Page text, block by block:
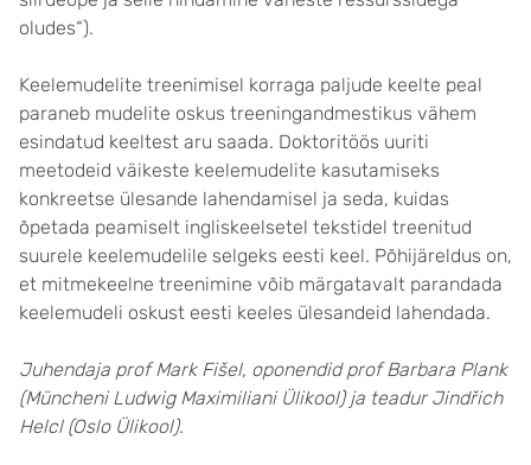
oludes“).
Keelemudelite treenimisel korraga paljude keelte peal
paraneb mudelite oskus treeningandmestikus vähem
esindatud keeltest aru saada. Doktoritöös uuriti
meetodeid väikeste keelemudelite kasutamiseks
konkreetse ülesande lahendamisel ja seda, kuidas
õpetada peamiselt ingliskeelsetel tekstidel treenitud
suurele keelemudelile selgeks eesti keel. Põhijäreldus on,
et mitmekeelne treenimine võib märgatavalt parandada
keelemudeli oskust eesti keeles ülesandeid lahendada.
Juhendaja prof Mark Fišel, oponendid prof Barbara Plank
(Müncheni Ludwig Maximiliani Ülikool) ja teadur Jindřich
Helcl (Oslo Ülikool).